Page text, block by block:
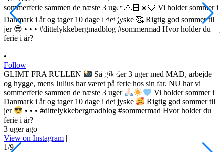
•
Follow
GLIMT FRA RULLEN
Så gik der 3 uger med MAD, arbejde
og hygge, mens Julius har været på ferie hos sin far. NU har vi
sommerferie sammen de næste 3 uger
Vi holder sommer i
Danmark i år og tager 10 dage i det jyske
Rigtig god sommer til
jer
• • • #dittelykkebergmadblog #sommermad Hvor holder du
ferie i år?
3 uger ago
View on Instagram |
1/9